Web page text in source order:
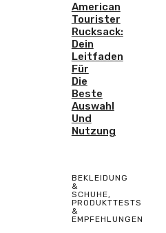
American
Tourister
Rucksack:
Dein
Leitfaden
Für
Die
Beste
Auswahl
Und
Nutzung
BEKLEIDUNG
&
SCHUHE,
PRODUKTTESTS
&
EMPFEHLUNGEN